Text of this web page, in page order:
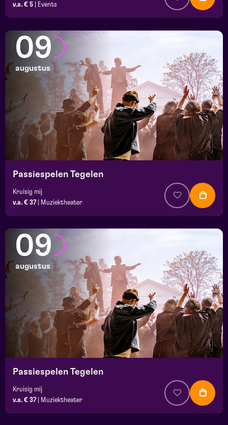
v.a. € 5
Events
09
augustus
Passiespelen Tegelen
Kruisig mij
v.a. € 37
Muziektheater
09
augustus
Passiespelen Tegelen
Kruisig mij
v.a. € 37
Muziektheater